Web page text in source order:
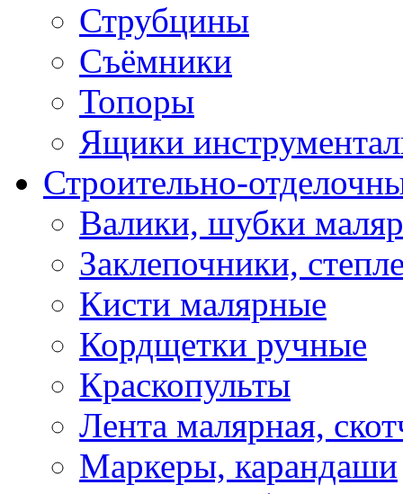
Струбцины
Съёмники
Топоры
Ящики
Строительно-
Валики, шубки
Заклепочники,
Кисти малярные
Кордщетки ручные
Краскопульты
Лента малярная,
Маркеры, карандаши